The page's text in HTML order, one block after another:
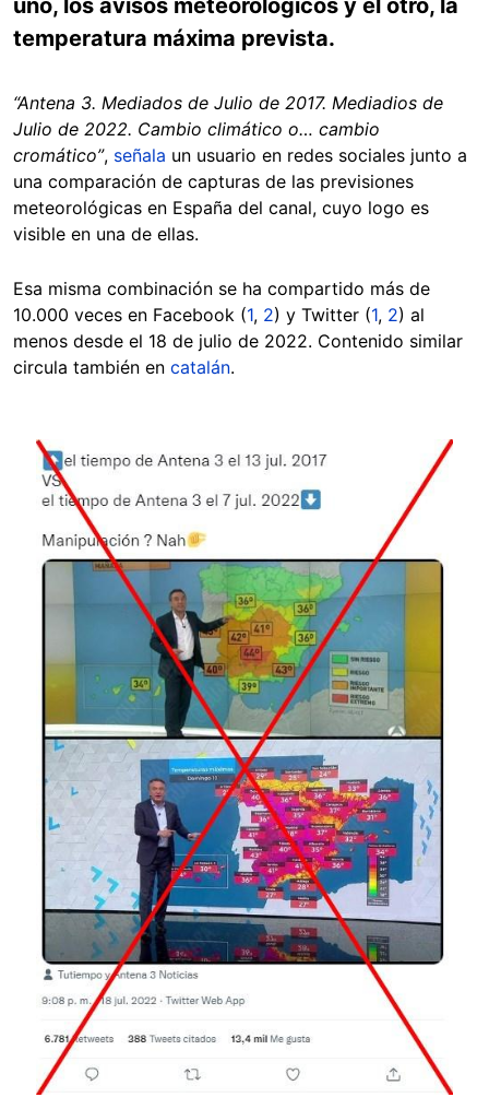
temperatura máxima prevista.
“Antena 3. Mediados de Julio de 2017. Mediadios de
Julio de 2022. Cambio climático o… cambio
cromático”, señala un usuario en redes sociales junto a
una comparación de capturas de las previsiones
meteorológicas en España del canal, cuyo logo es
visible en una de ellas.
Esa misma combinación se ha compartido más de
10.000 veces en Facebook (1, 2) y Twitter (1, 2) al
menos desde el 18 de julio de 2022. Contenido similar
circula también en catalán.
Image